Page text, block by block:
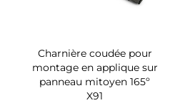
Charnière coudée pour
montage en applique sur
panneau mitoyen 165º
X91